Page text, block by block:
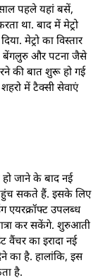
पहले यहां बसें,
था. बाद में मेट्रो
मेट्रो का विस्तार
बेंगलुरु और पटना जैसे
की बात शुरू हो गई
में टैक्सी सेवाएं
जाने के बाद नई
सकते हैं. इसके लिए
एयरक्रॉफ्ट उपलब्‍ध
कर सकेंगे. शुरुआती
का इरादा नई
का है. हालांकि, इस
है.